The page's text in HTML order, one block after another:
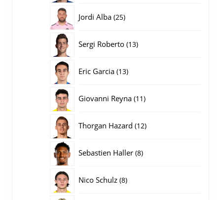
Jordi Alba 2525
Sergi Roberto 1313
Eric Garcia 1313
Giovanni Reyna 1111
Thorgan Hazard 1212
Sebastien Haller 88
Nico Schulz 88